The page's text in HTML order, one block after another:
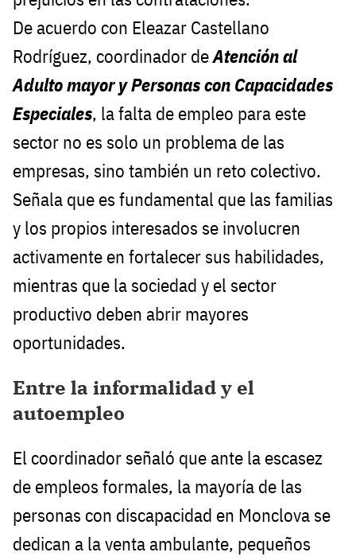
De acuerdo con Eleazar Castellano
Rodríguez, coordinador deAtención al
Adulto mayor y Personas con Capacidades
Especiales, la falta de empleo para este
sector no es solo un problema de las
empresas, sino también un reto colectivo.
Señala que es fundamental que las familias
y los propios interesados se involucren
activamente en fortalecer sus habilidades,
mientras que la sociedad y el sector
productivo deben abrir mayores
oportunidades.
Entre la informalidad y el
autoempleo
El coordinador señaló que ante la escasez
de empleos formales, la mayoría de las
personas con discapacidad en Monclova se
dedican a la venta ambulante, pequeños